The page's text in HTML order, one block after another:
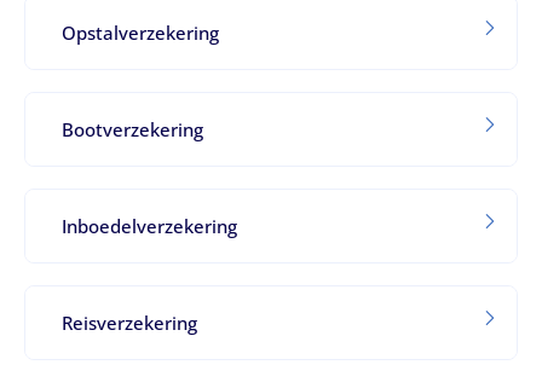
Opstalverzekering
Bootverzekering
Inboedelverzekering
Reisverzekering